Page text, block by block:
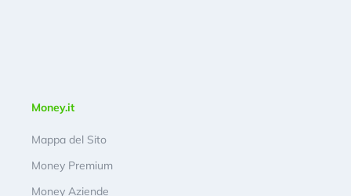
Money.it
Mappa del Sito
Money Premium
Money Aziende